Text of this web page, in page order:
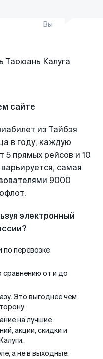
Вы
сайте
из Тайбэя
в году, каждую
прямых рейсов и 10
самая
9000
электронный
по перевозке
сравнению от и до
Это выгоднее чем
на лучшие
акции, скидки и
а не в выходные.